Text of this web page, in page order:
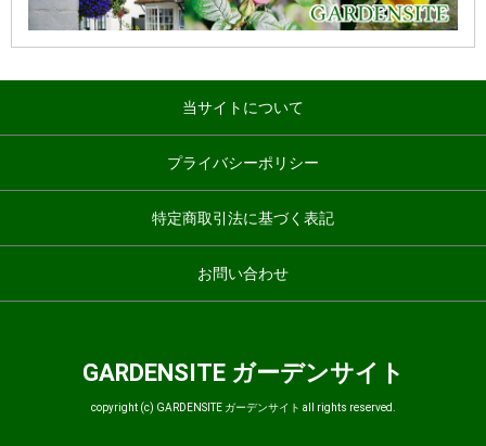
当サイトについて
プライバシーポリシー
特定商取引法に基づく表記
お問い合わせ
GARDENSITE ガーデンサイト
copyright (c) GARDENSITE ガーデンサイト all rights reserved.